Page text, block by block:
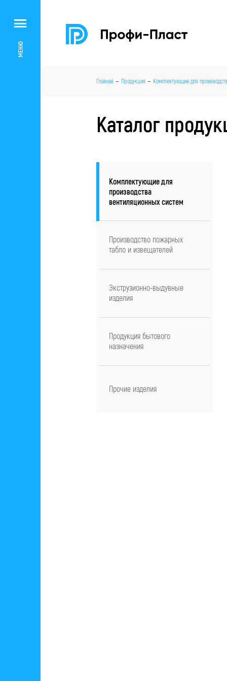
МЕНЮ
Главная Продукция Комплектующие для
Каталог
Комплектующие для
производства
вентиляционных систем
Производство пожарных
табло и извещателей
Экструзионно-выдувные
изделия
Продукция бытового
назначения
Прочие изделия